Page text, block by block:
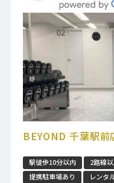
BEYOND 千葉駅前
駅徒歩10分以内 2路線
提携駐車場あり
レンタ